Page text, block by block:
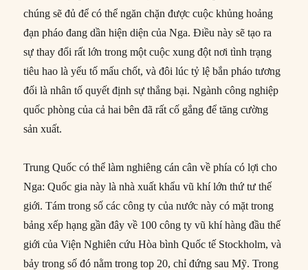
chúng sẽ đủ để có thể ngăn chặn được cuộc khủng hoảng
đạn pháo đang dần hiện diện của Nga. Điều này sẽ tạo ra
sự thay đổi rất lớn trong một cuộc xung đột nơi tình trạng
tiêu hao là yếu tố mấu chốt, và đôi lúc tỷ lệ bắn pháo tương
đối là nhân tố quyết định sự thắng bại. Ngành công nghiệp
quốc phòng của cả hai bên đã rất cố gắng để tăng cường
sản xuất.
Trung Quốc có thể làm nghiêng cán cân về phía có lợi cho
Nga: Quốc gia này là nhà xuất khẩu vũ khí lớn thứ tư thế
giới. Tám trong số các công ty của nước này có mặt trong
bảng xếp hạng gần đây về 100 công ty vũ khí hàng đầu thế
giới của Viện Nghiên cứu Hòa bình Quốc tế Stockholm, và
bảy trong số đó nằm trong top 20, chỉ đứng sau Mỹ. Trong